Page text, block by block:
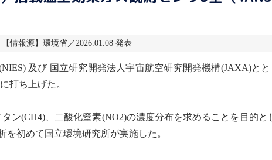
情報源】環境省／2026.01.08 発表
及び 国立研究開発法人宇宙航空研究開発機構(JAXA)と
打ち上げた。
タン(CH4)、 二酸化窒素(NO2)の濃度分布を求めることを目的と
を初めて国立環境研究所が実施した。